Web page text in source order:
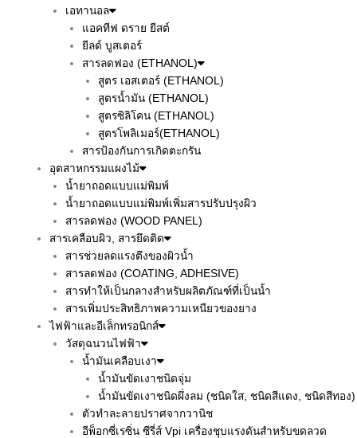
เอทานอล
แอคทีฟ ดราย ยีสต์
ยีลด์ บูสเตอร์
สารลดฟอง (ETHANOL)
สูตร เอสเตอร์ (ETHANOL)
สูตรน้ำมัน (ETHANOL)
สูตรซิลิโคน (ETHANOL)
สูตรโพลิเมอร์(ETHANOL)
สารป้องกันการเกิดตะกรัน
อุตสาหกรรมแผงไม้
น้ำยาถอดแบบแม่พิมพ์
น้ำยาถอดแบบแม่พิมพ์เพิ่มสารปรับปรุงผิว
สารลดฟอง (WOOD PANEL)
สารเคลือบผิว, สารยึดติด
สารช่วยลดแรงตึงของผิวน้ำ
สารลดฟอง (COATING, ADHESIVE)
สารทำให้เป็นกลางสำหรับผลิตภัณฑ์ที่เป็นน้ำ
สารเพิ่มประสิทธิภาพความเหนียวของยาง
ไฟฟ้าและอีเล็กทรอนิกส์
วัสดุฉนวนไฟฟ้า
น้ำมันเคลือบเงา
น้ำมันขัดเงาชนิดจุ่ม
น้ำมันขัดเงาชนิดผึ่งลม (ชนิดใส, ชนิดสีแดง, ชนิดสีทอง)
ตัวทำละลายปราศจากวานิช
อีพ็อกซี่เรซิ่น ซีรี่ส์ Vpi เครื่องชุบแรงดันสำหรับขดลวด